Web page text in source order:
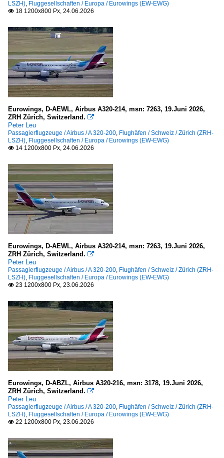
Dash 8
De Havilland Canada
LSZH), Fluggesellschaften / Europa / Eurowings (EW-EWG)
 18 1200x800 Px, 24.06.2026
Eurowings, D-AEWL, Airbus A320-214, msn: 7263, 19.Juni 2026,
ZRH Zürich, Switzerland. 
Peter Leu
Passagierflugzeuge / Airbus / A 320-200, Flughäfen / Schweiz / Zürich (ZRH-
LSZH), Fluggesellschaften / Europa / Eurowings (EW-EWG)
 14 1200x800 Px, 24.06.2026
Eurowings, D-AEWL, Airbus A320-214, msn: 7263, 19.Juni 2026,
ZRH Zürich, Switzerland. 
Peter Leu
Passagierflugzeuge / Airbus / A 320-200, Flughäfen / Schweiz / Zürich (ZRH-
LSZH), Fluggesellschaften / Europa / Eurowings (EW-EWG)
 23 1200x800 Px, 23.06.2026
Eurowings, D-ABZL, Airbus A320-216, msn: 3178, 19.Juni 2026,
ZRH Zürich, Switzerland. 
Peter Leu
Passagierflugzeuge / Airbus / A 320-200, Flughäfen / Schweiz / Zürich (ZRH-
LSZH), Fluggesellschaften / Europa / Eurowings (EW-EWG)
 22 1200x800 Px, 23.06.2026